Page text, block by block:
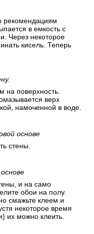
сдвигом
Каждое из
в емкость с
Через некоторое
кисель. Теперь
поверхность.
основе
стены.